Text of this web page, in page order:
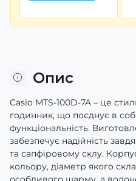
Опис
Casio MTS-100D-7A – це
годинник, що поєднує в собі
функціональність.
забезпечує надійність
та сапфіровому склу.
кольору, діаметр якого